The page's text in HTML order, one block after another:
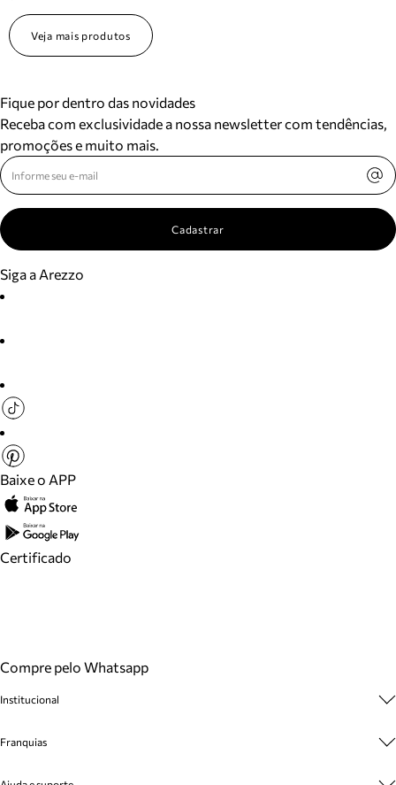
Veja mais produtos
Fique por dentro das novidades
Receba com exclusividade a nossa newsletter com tendências,
promoções e muito mais.
Cadastrar
Siga a Arezzo
Baixe o APP
Certificado
Compre pelo Whatsapp
Institucional
Cashback
Franquias